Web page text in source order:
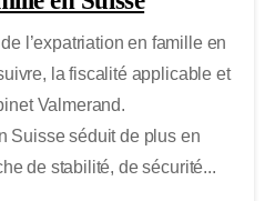
l’expatriation en famille en
la fiscalité applicable et
Valmerand.
Suisse séduit de plus en
de stabilité, de sécurité...